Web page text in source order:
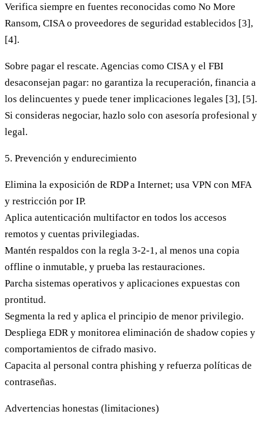
Verifica siempre en fuentes reconocidas como No More
Ransom, CISA o proveedores de seguridad establecidos [3],
[4].
Sobre pagar el rescate. Agencias como CISA y el FBI
desaconsejan pagar: no garantiza la recuperación, financia a
los delincuentes y puede tener implicaciones legales [3], [5].
Si consideras negociar, hazlo solo con asesoría profesional y
legal.
5. Prevención y endurecimiento
Elimina la exposición de RDPa Internet; usa VPN con MFA
y restricción por IP.
Aplica autenticación multifactor en todos los accesos
remotos y cuentas privilegiadas.
Mantén respaldos con la regla 3-2-1, al menos una copia
offline o inmutable, y prueba las restauraciones.
Parcha sistemas operativos y aplicaciones expuestas con
prontitud.
Segmenta la red y aplica el principio de menor privilegio.
Despliega EDR y monitorea eliminación de shadow copies y
comportamientos de cifrado masivo.
Capacita al personal contra phishing y refuerza políticas de
contraseñas.
Advertencias honestas (limitaciones)